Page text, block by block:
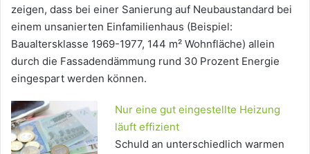
zeigen, dass bei einer Sanierung auf Neubaustandard bei
einem unsanierten Einfamilienhaus (Beispiel:
Baualtersklasse 1969-1977, 144 m² Wohnfläche) allein
durch die Fassadendämmung rund 30 Prozent Energie
eingespart werden können.
Nur eine gut eingestellte Heizung
läuft effizient
Schuld an unterschiedlich warmen